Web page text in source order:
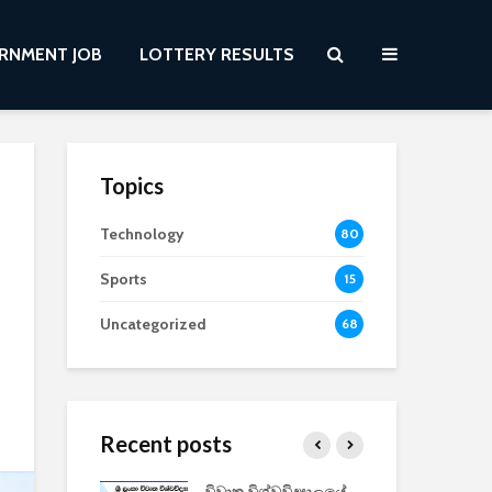
JOB LOTTERY RESULTS
Topics
Technology 80
Sports 15
Uncategorized 68
Recent posts